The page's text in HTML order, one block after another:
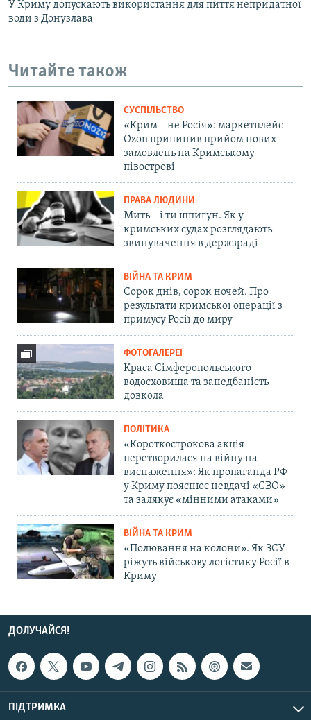
У Криму допускають використання для пиття непридатної
води з Донузлава
Читайте також
СУСПІЛЬСТВО
«Крим – не Росія»: маркетплейс
Ozon припинив прийом нових
замовлень на Кримському
півострові
ПРАВА ЛЮДИНИ
Мить – і ти шпигун. Як у
кримських судах розглядають
звинувачення в держзраді
ВІЙНА ТА КРИМ
Сорок днів, сорок ночей. Про
результати кримської операції з
примусу Росії до миру
ФОТОГАЛЕРЕЇ
Краса Сімферопольського
водосховища та занедбаність
довкола
ПОЛІТИКА
«Короткострокова акція
перетворилася на війну на
виснаження»: Як пропаганда РФ
у Криму пояснює невдачі «СВО»
та залякує «мінними атаками»
ВІЙНА ТА КРИМ
«Полювання на колони». Як ЗСУ
ріжуть військову логістику Росії в
Криму
ДОЛУЧАЙСЯ!
ПІДТРИМКА